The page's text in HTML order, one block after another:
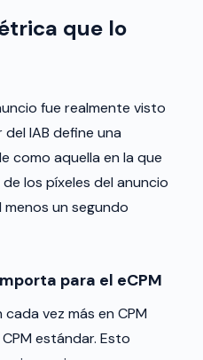
que lo
fue realmente visto
IAB define una
como aquella en la que
los píxeles del anuncio
un segundo
para el eCPM
vez más en CPM
estándar. Esto